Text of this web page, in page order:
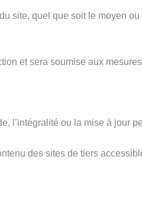
site, quel que soit le moyen
et sera soumise aux
l’intégralité ou la mise à jour
des sites de tiers